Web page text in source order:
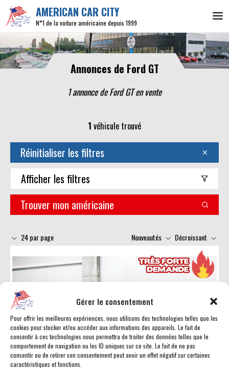
Gérer le consentement
Pour offrir les meilleures expériences, nous utilisons des technologies telles que les
cookies pour stocker et/ou accéder aux informations des appareils. Le fait de
consentir à ces technologies nous permettra de traiter des données telles que le
comportement de navigation ou les ID uniques sur ce site. Le fait de ne pas
consentir ou de retirer son consentement peut avoir un effet négatif sur certaines
caractéristiques et fonctions.
AMERICAN CAR CITY
N°1 de la voiture américaine depuis 1999
Annonces de Ford GT
1 annonce de Ford GT en vente
1 véhicule trouvé
Réinitialiser les filtres
Afficher les filtres
Trouver mon américaine
24 par page Nouveautés Décroissant